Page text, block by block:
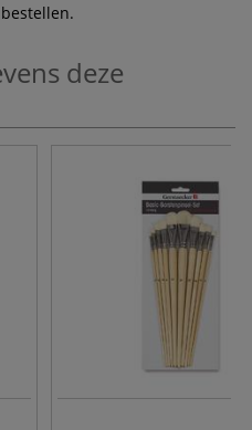
deze